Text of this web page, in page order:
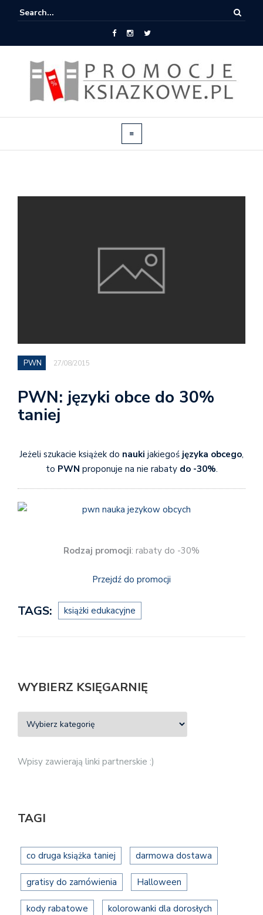
PWN 27/08/2015
PWN: języki obce do 30%
taniej
Jeżeli szukacie książek do nauki jakiegoś języka obcego,
to PWN proponuje na nie rabaty do -30%.
Rodzaj promocji: rabaty do -30%
Przejdź do promocji
TAGS: książki edukacyjne
WYBIERZ KSIĘGARNIĘ
Wpisy zawierają linki partnerskie :)
TAGI
co druga książka taniej darmowa dostawa
gratisy do zamówienia Halloween
kody rabatowe kolorowanki dla dorosłych